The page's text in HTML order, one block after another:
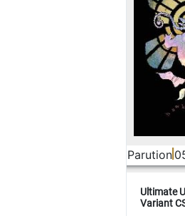
Parution
Ultimate
Variant